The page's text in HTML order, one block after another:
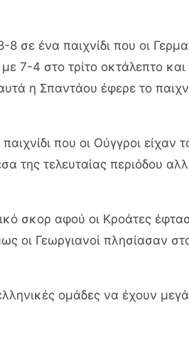
σε ένα παιχνίδι που οι
7-4 στο τρίτο οκτάλεπτο και
η Σπαντάου έφερε το
που οι Ούγγροι είχαν
της τελευταίας περιόδου
σκορ αφού οι Κροάτες
οι Γεωργιανοί πλησίασαν
ομάδες να έχουν